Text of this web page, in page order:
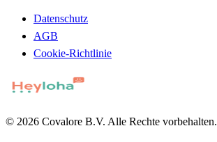
Datenschutz
AGB
Cookie-Richtlinie
© 2026 Covalore B.V. Alle Rechte vorbehalten.